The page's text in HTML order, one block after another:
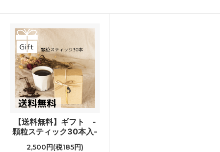
【送料無料】ギフト -
顆粒スティック30本入-
2,500円(税185円)